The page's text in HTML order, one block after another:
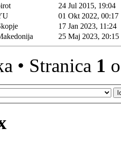
24 Jul 2015, 19:04
01 Okt 2022, 00:17
17 Jan 2023, 11:24
25 Maj 2023, 20:15
• Stranica 1